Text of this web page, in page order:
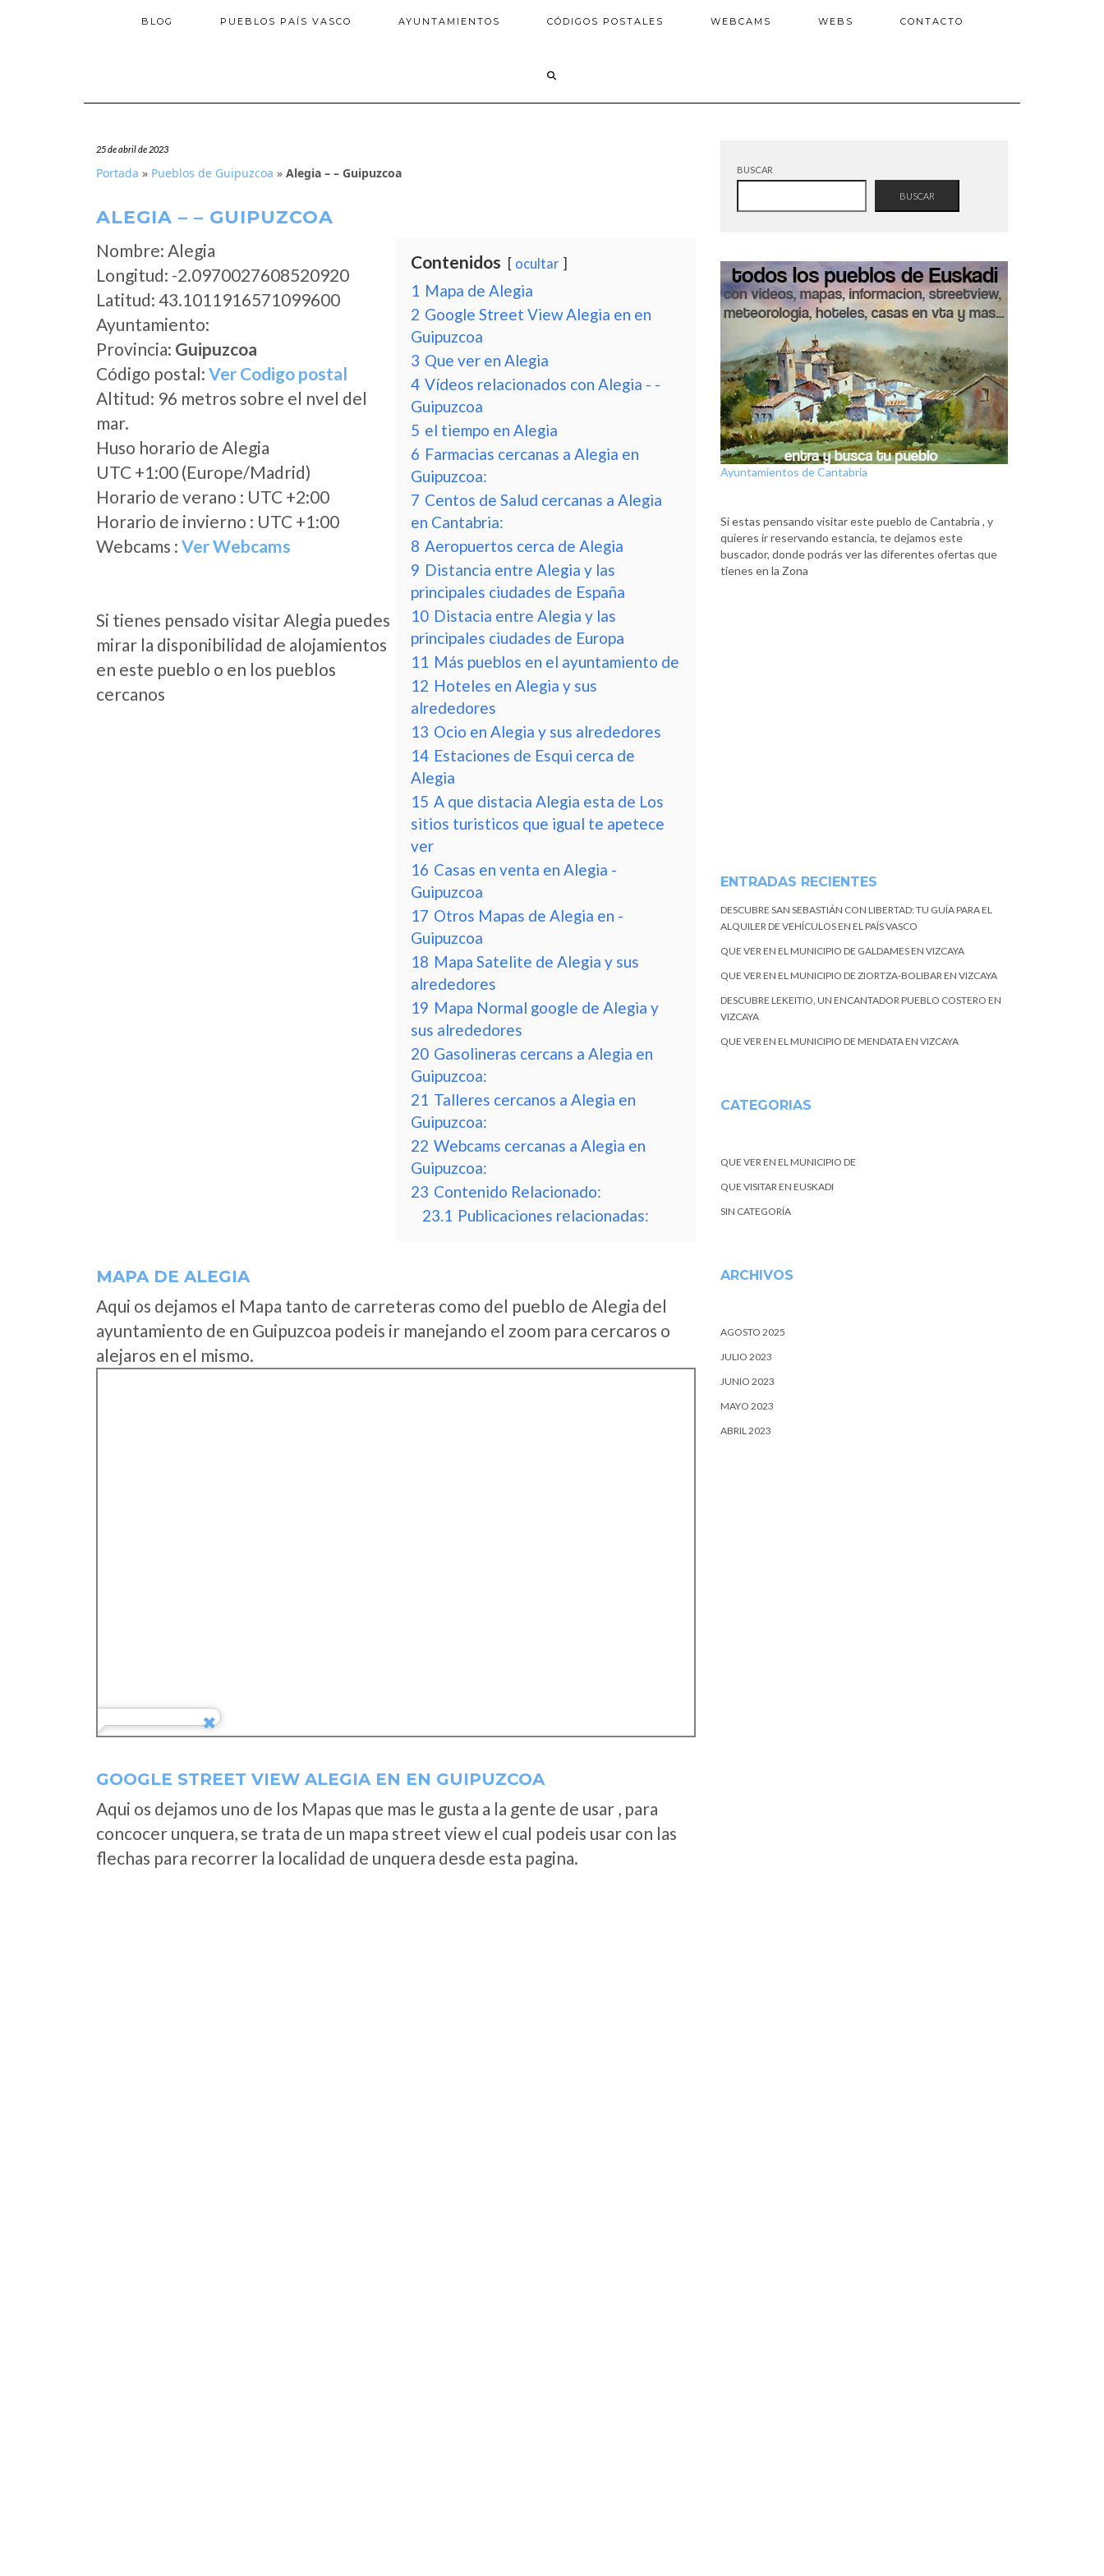
BLOG PUEBLOS PAÍS VASCO AYUNTAMIENTOS CÓDIGOS POSTALES WEBCAMS WEBS CONTACTO
25 de abril de 2023
Portada » Pueblos de Guipuzcoa » Alegia – – Guipuzcoa
ALEGIA – – GUIPUZCOA
Nombre: Alegia
Longitud: -2.0970027608520920
Latitud: 43.1011916571099600
Ayuntamiento:
Provincia: Guipuzcoa
Código postal: Ver Codigo postal
Altitud: 96 metros sobre el nvel del
mar.
Huso horario de Alegia
UTC +1:00 (Europe/Madrid)
Horario de verano : UTC +2:00
Horario de invierno : UTC +1:00
Webcams : Ver Webcams
Si tienes pensado visitar Alegia puedes
mirar la disponibilidad de alojamientos
en este pueblo o en los pueblos
cercanos
Contenidos ocultar
1 Mapa de Alegia
2 Google Street View Alegia en en
Guipuzcoa
3 Que ver en Alegia
4 Vídeos relacionados con Alegia - -
Guipuzcoa
5 el tiempo en Alegia
6 Farmacias cercanas a Alegia en
Guipuzcoa:
7 Centos de Salud cercanas a Alegia
en Cantabria:
8 Aeropuertos cerca de Alegia
9 Distancia entre Alegia y las
principales ciudades de España
10 Distacia entre Alegia y las
principales ciudades de Europa
11 Más pueblos en el ayuntamiento de
12 Hoteles en Alegia y sus
alrededores
13 Ocio en Alegia y sus alrededores
14 Estaciones de Esqui cerca de
Alegia
15 A que distacia Alegia esta de Los
sitios turisticos que igual te apetece
ver
16 Casas en venta en Alegia -
Guipuzcoa
17 Otros Mapas de Alegia en -
Guipuzcoa
18 Mapa Satelite de Alegia y sus
alrededores
19 Mapa Normal google de Alegia y
sus alrededores
20 Gasolineras cercans a Alegia en
Guipuzcoa:
21 Talleres cercanos a Alegia en
Guipuzcoa:
22 Webcams cercanas a Alegia en
Guipuzcoa:
23 Contenido Relacionado:
23.1 Publicaciones relacionadas:
MAPA DE ALEGIA
Aqui os dejamos el Mapa tanto de carreteras como del pueblo de Alegia del
ayuntamiento de en Guipuzcoa podeis ir manejando el zoom para cercaros o
alejaros en el mismo.
GOOGLE STREET VIEW ALEGIA EN EN GUIPUZCOA
Aqui os dejamos uno de los Mapas que mas le gusta a la gente de usar , para
concocer unquera, se trata de un mapa street view el cual podeis usar con las
flechas para recorrer la localidad de unquera desde esta pagina.
BUSCAR
BUSCAR
Ayuntamientos de Cantabria
Si estas pensando visitar este pueblo de Cantabria , y
quieres ir reservando estancia, te dejamos este
buscador, donde podrás ver las diferentes ofertas que
tienes en la Zona
ENTRADAS RECIENTES
DESCUBRE SAN SEBASTIÁN CON LIBERTAD: TU GUÍA PARA EL
ALQUILER DE VEHÍCULOS EN EL PAÍS VASCO
QUE VER EN EL MUNICIPIO DE GALDAMES EN VIZCAYA
QUE VER EN EL MUNICIPIO DE ZIORTZA-BOLIBAR EN VIZCAYA
DESCUBRE LEKEITIO, UN ENCANTADOR PUEBLO COSTERO EN
VIZCAYA
QUE VER EN EL MUNICIPIO DE MENDATA EN VIZCAYA
CATEGORIAS
QUE VER EN EL MUNICIPIO DE
QUE VISITAR EN EUSKADI
SIN CATEGORÍA
ARCHIVOS
AGOSTO 2025
JULIO 2023
JUNIO 2023
MAYO 2023
ABRIL 2023